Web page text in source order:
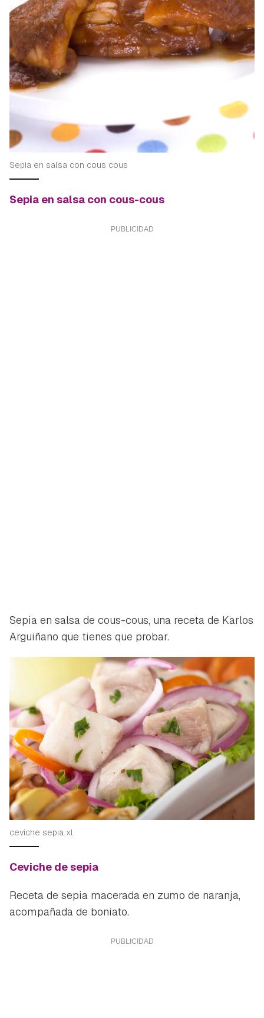
Guardar como favorito
Para poder guardar como favorito, primero has de
iniciar sesión con tu cuenta de Hogarmanía.
Sepia en salsa con cous cous
Sepia en salsa con cous-cous
Sepia en salsa de cous-cous, una receta de Karlos
Arguiñano que tienes que probar.
ceviche sepia xl
Ceviche de sepia
Receta de sepia macerada en zumo de naranja,
acompañada de boniato.
Contenido enviado
Gracias por suscribirte a nuestro boletín.